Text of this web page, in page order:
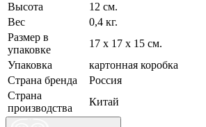
Высота
12 см.
Вес
0,4 кг.
Размер в
упаковке
17 х 17 х 15 см.
Упаковка
картонная коробка
Страна бренда
Россия
Страна
производства
Китай